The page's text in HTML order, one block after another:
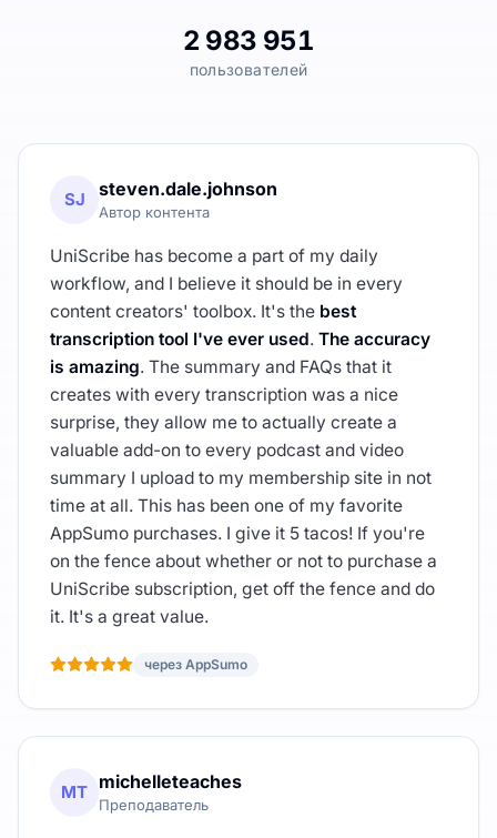
2 983 951
пользователей
SJ steven.dale.johnson
Автор контента
UniScribe has become a part of my daily
workflow, and I believe it should be in every
content creators' toolbox. It's the best
transcription tool I've ever used. The accuracy
is amazing. The summary and FAQs that it
creates with every transcription was a nice
surprise, they allow me to actually create a
valuable add-on to every podcast and video
summary I upload to my membership site in not
time at all. This has been one of my favorite
AppSumo purchases. I give it 5 tacos! If you're
on the fence about whether or not to purchase a
UniScribe subscription, get off the fence and do
it. It's a great value.
через AppSumo
MT michelleteaches
Преподаватель